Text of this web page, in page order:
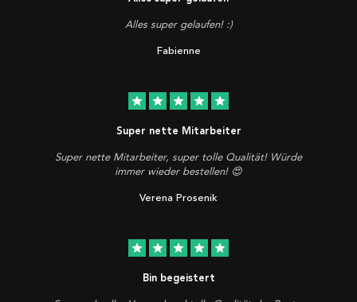
Alles super gelaufen! :)
Fabienne
star star star star star
Super nette Mitarbeiter
Super nette Mitarbeiter, super tolle Qualität! Würde
immer wieder bestellen! 😍
Verena Prosenik
star star star star star
Bin begeistert